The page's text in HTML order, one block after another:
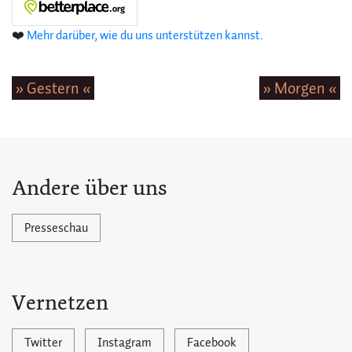
❤️ Mehr darüber, wie du uns unterstützen kannst.
» Gestern « » Morgen «
Andere über uns
Presseschau
Vernetzen
Twitter Instagram Facebook